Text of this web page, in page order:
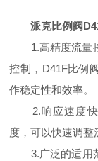
派克比例阀
1.高精度流量控
控制，D41F比例
作稳定性和效率。
2.响应速度快
度，可以快速调整
3.广泛的适用范